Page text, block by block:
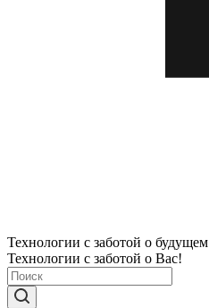
Технологии с заботой о будущем
Технологии с заботой о Вас!